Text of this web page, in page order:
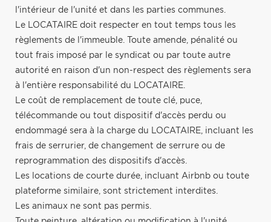
l'intérieur de l'unité et dans les parties communes.
Le LOCATAIRE doit respecter en tout temps tous les
règlements de l'immeuble. Toute amende, pénalité ou
tout frais imposé par le syndicat ou par toute autre
autorité en raison d'un non-respect des règlements sera
à l'entière responsabilité du LOCATAIRE.
Le coût de remplacement de toute clé, puce,
télécommande ou tout dispositif d'accès perdu ou
endommagé sera à la charge du LOCATAIRE, incluant les
frais de serrurier, de changement de serrure ou de
reprogrammation des dispositifs d'accès.
Les locations de courte durée, incluant Airbnb ou toute
plateforme similaire, sont strictement interdites.
Les animaux ne sont pas permis.